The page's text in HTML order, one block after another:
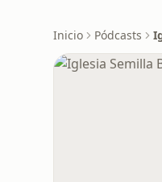
Inicio Pódcasts